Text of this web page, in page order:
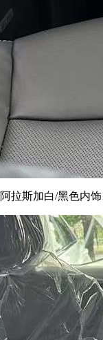
拉斯加白/黑色内饰